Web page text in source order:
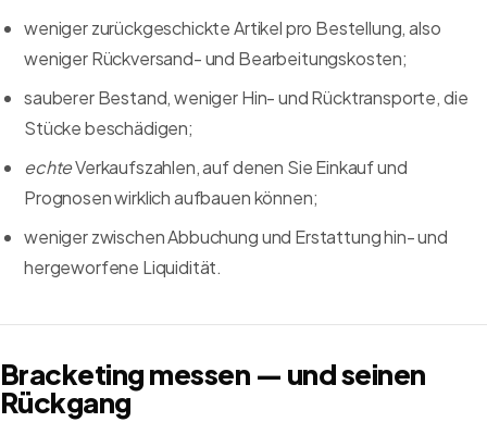
weniger zurückgeschickte Artikel pro Bestellung, also
weniger Rückversand- und Bearbeitungskosten;
sauberer Bestand, weniger Hin- und Rücktransporte, die
Stücke beschädigen;
echteVerkaufszahlen, auf denen Sie Einkauf und
Prognosen wirklich aufbauen können;
weniger zwischen Abbuchung und Erstattung hin- und
hergeworfene Liquidität.
Bracketing messen — und seinen
Rückgang